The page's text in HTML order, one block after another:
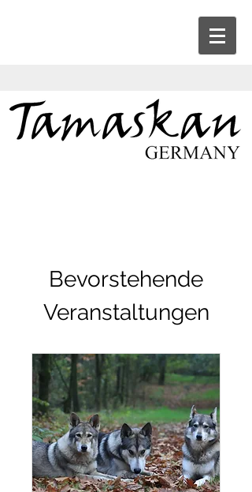
Bevorstehende
Veranstaltungen